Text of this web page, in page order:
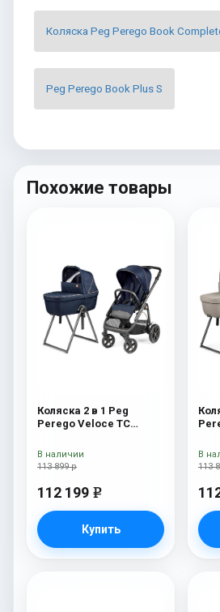
Коляска Peg Perego Book
Peg Perego Book Plus S
Похожие товары
Коляска 2 в 1 Peg
Perego Veloce TC
New
113 899 р
112 199 e
Купить
В наличии
113
В